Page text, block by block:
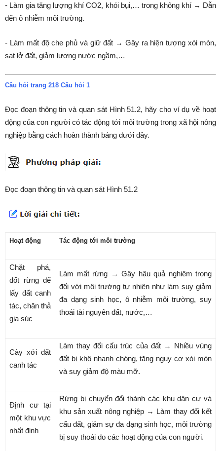
- Làm gia tăng lượng khí CO2, khói bụi,… trong không khí → Dẫn
đến ô nhiễm môi trường.
- Làm mất độ che phủ và giữ đất → Gây ra hiện tượng xói mòn,
sạt lở đất, giảm lượng nước ngầm,…
Câu hỏi trang 218 Câu hỏi 1
Đọc đoạn thông tin và quan sát Hình 51.2, hãy cho ví dụ về hoạt
động của con người có tác động tới môi trường trong xã hội nông
nghiệp bằng cách hoàn thành bảng dưới đây.
Đọc đoạn thông tin và quan sát Hình 51.2
Hoạt động Tác động tới môi trường
Chặt phá,
đốt rừng để
lấy đất canh
tác, chăn thả
gia súc
Làm mất rừng → Gây hậu quả nghiêm trọng
đối với môi trường tự nhiên như làm suy giảm
đa dạng sinh học, ô nhiễm môi trường, suy
thoái tài nguyên đất, nước,…
Cày xới đất
canh tác
Làm thay đổi cấu trúc của đất → Nhiều vùng
đất bị khô nhanh chóng, tăng nguy cơ xói mòn
và suy giảm độ màu mỡ.
Định cư tại
một khu vực
nhất định
Rừng bị chuyển đổi thành các khu dân cư và
khu sản xuất nông nghiệp → Làm thay đổi kết
cấu đất, giảm sự đa dạng sinh học, môi trường
bị suy thoái do các hoạt động của con người.